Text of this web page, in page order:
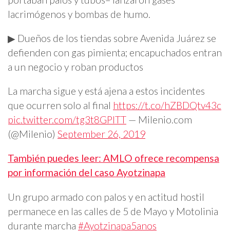
lacrimógenos y bombas de humo.
▶ Dueños de los tiendas sobre Avenida Juárez se
defienden con gas pimienta; encapuchados entran
a un negocio y roban productos
La marcha sigue y está ajena a estos incidentes
que ocurren solo al final https://t.co/hZBDQtv43c
pic.twitter.com/tg3t8GPITT — Milenio.com
(@Milenio) September 26, 2019
También puedes leer: AMLO ofrece recompensa
por información del caso Ayotzinapa
Un grupo armado con palos y en actitud hostil
permanece en las calles de 5 de Mayo y Motolinia
durante marcha #Ayotzinapa5anos